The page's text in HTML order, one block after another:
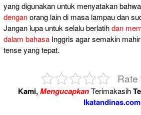
yang digunakan untuk menyatakan
denganorang lain di masa lampau dan
Jangan lupa untuk selalu berlatihdan
dalam bahasa Inggris agar semakin
tense yang tepat.
Rate
Kami,MengucapkanTerimakasih
Ikatandinas.com